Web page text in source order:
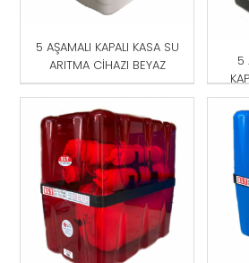
5 AŞAMALI KAPALI KASA SU
ARITMA CİHAZI BEYAZ
5